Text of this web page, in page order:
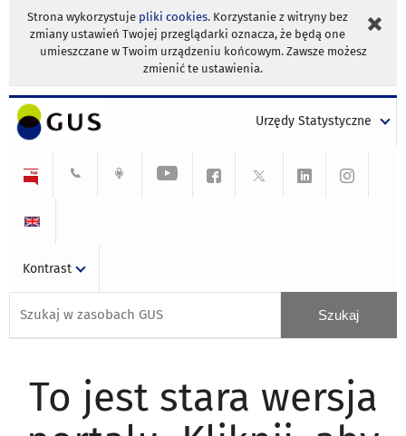
Strona wykorzystuje pliki cookies. Korzystanie z witryny bez
zmiany ustawień Twojej przeglądarki oznacza, że będą one
umieszczane w Twoim urządzeniu końcowym. Zawsze możesz
zmienić te ustawienia.
Urzędy Statystyczne
Kontrast
To jest stara wersja